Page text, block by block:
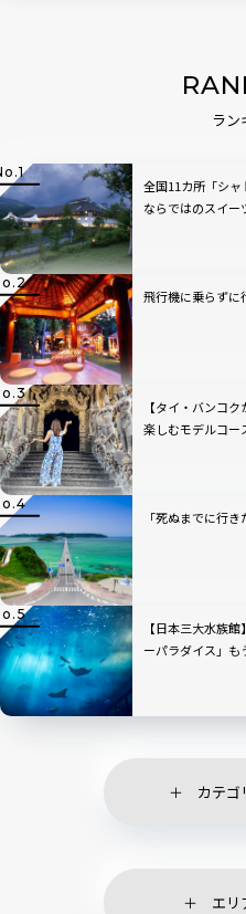
ラン
全国11カ所「シ
ならではのスイー
飛行機に乗らずに
【タイ・バンコ
楽しむモデルコー
「死ぬまでに行
【日本三大水族
ーパラダイス」も
カテゴ
エリ